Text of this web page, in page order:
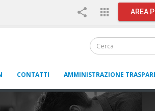
share apps AREA
CONTATTI AMMINISTRAZIONE